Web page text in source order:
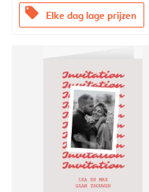
offers Elke dag lage prijzen